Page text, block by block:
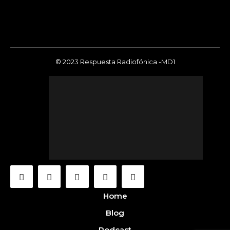
© 2023 Respuesta Radiofónica -MD1
Home
Blog